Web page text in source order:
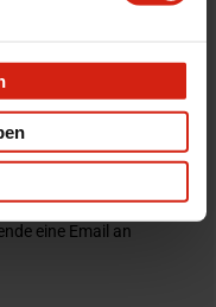
Rückgabefrist um deine
eine Email an